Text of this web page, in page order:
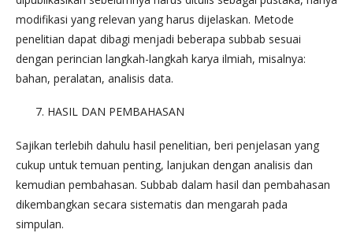
modifikasi yang relevan yang harus dijelaskan. Metode
penelitian dapat dibagi menjadi beberapa subbab sesuai
dengan perincian langkah-langkah karya ilmiah, misalnya:
bahan, peralatan, analisis data.
HASIL DAN PEMBAHASAN
Sajikan terlebih dahulu hasil penelitian, beri penjelasan yang
cukup untuk temuan penting, lanjukan dengan analisis dan
kemudian pembahasan. Subbab dalam hasil dan pembahasan
dikembangkan secara sistematis dan mengarah pada
simpulan.